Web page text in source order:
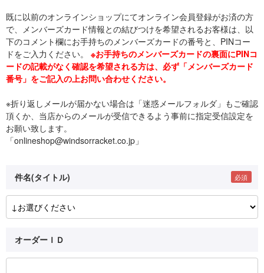
既に以前のオンラインショップにてオンライン会員登録がお済の方
で、メンバーズカード情報との結びつけを希望されるお客様は、以
下のコメント欄にお手持ちのメンバーズカードの番号と、PINコー
ドをご入力ください。 ※お手持ちのメンバーズカードの裏面にPINコ
ードの記載がなく確認を希望される方は、必ず「メンバーズカード
番号」をご記入の上お問い合わせください。
※折り返しメールが届かない場合は「迷惑メールフォルダ」もご確認
頂くか、当店からのメールが受信できるよう事前に指定受信設定を
お願い致します。
「onlineshop@windsorracket.co.jp」
件名(タイトル)
オーダーＩＤ